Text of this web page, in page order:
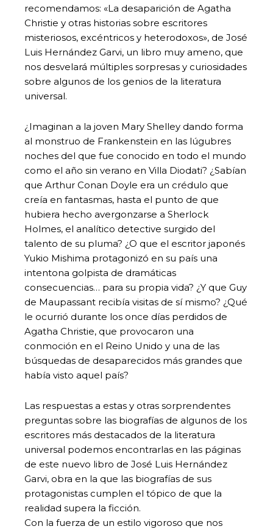
recomendamos: «La desaparición de Agatha
Christie y otras historias sobre escritores
misteriosos, excéntricos y heterodoxos», de José
Luis Hernández Garvi, un libro muy ameno, que
nos desvelará múltiples sorpresas y curiosidades
sobre algunos de los genios de la literatura
universal.
¿Imaginan a la joven Mary Shelley dando forma
al monstruo de Frankenstein en las lúgubres
noches del que fue conocido en todo el mundo
como el año sin verano en Villa Diodati? ¿Sabían
que Arthur Conan Doyle era un crédulo que
creía en fantasmas, hasta el punto de que
hubiera hecho avergonzarse a Sherlock
Holmes, el analítico detective surgido del
talento de su pluma? ¿O que el escritor japonés
Yukio Mishima protagonizó en su país una
intentona golpista de dramáticas
consecuencias… para su propia vida? ¿Y que Guy
de Maupassant recibía visitas de sí mismo? ¿Qué
le ocurrió durante los once días perdidos de
Agatha Christie, que provocaron una
conmoción en el Reino Unido y una de las
búsquedas de desaparecidos más grandes que
había visto aquel país?
Las respuestas a estas y otras sorprendentes
preguntas sobre las biografías de algunos de los
escritores más destacados de la literatura
universal podemos encontrarlas en las páginas
de este nuevo libro de José Luis Hernández
Garvi, obra en la que las biografías de sus
protagonistas cumplen el tópico de que la
realidad supera la ficción.
Con la fuerza de un estilo vigoroso que nos